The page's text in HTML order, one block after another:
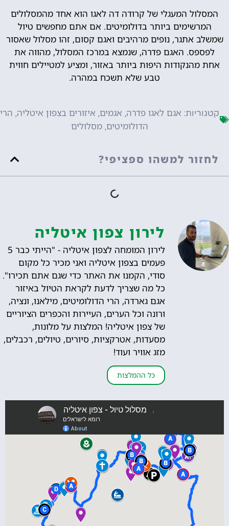
המסלול המעגלי של קרודה דה לאגו הוא אחד מהמסלולים
המרשימים ביותר בדולומיטים. אם אתם מחפשים טיול
שמשלב אתגר, נופים מרהיבים ואגם קסום, זהו מסלול שאסור
לפספס. האגם פדרה, שנמצא במרכז המסלול, מהווה את
אחת מהנקודות היפות ביותר באזור, ומציע למטיילים חווית
טבע שלא תשכח במהרה.
קטגוריות: אגם לאגו פדרה, אגמים, איזורים בצפון איטליה, הרי
הדולומיטים, מסלולים
לחזור למשהו ספציפי?
לירון צפון איטליה
לירון המומחה לצפון איטליה - "הייתי כבר 5
פעמים בצפון איטליה ואני מכיר כל מקום
סודי, הקמנו את האתר כדי שגם אתם תכירו".
כל מה שצריך לדעת לקראת הטיול באיזור
אגם גארדה, הרי הדולומיטים, מילאנו, ונציה,
ורונה וכל הערים, העיירות והכפרים הציוריים
של צפון איטליה! המלצות על מלונות,
מסעדות, אטרקציות, סיורים, טיולים, רכבלים,
מזג אוויר ועוד!
כל ההמלצות